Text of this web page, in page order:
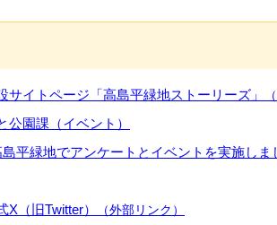
サイトページ「高島平緑地ストーリーズ」
園課（イベント）
島平緑地でアンケートとイベントを実施しま
（旧Twitter）
（外部リンク）